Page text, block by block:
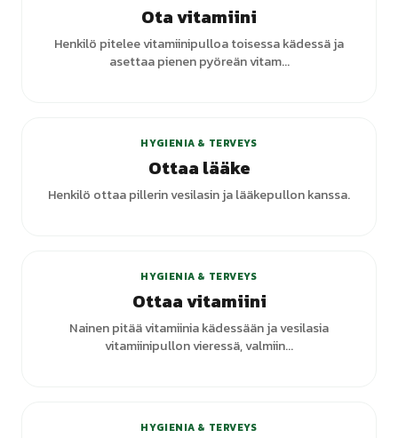
Ota vitamiini
Henkilö pitelee vitamiinipulloa toisessa kädessä ja
asettaa pienen pyöreän vitam...
HYGIENIA & TERVEYS
Ottaa lääke
Henkilö ottaa pillerin vesilasin ja lääkepullon kanssa.
HYGIENIA & TERVEYS
Ottaa vitamiini
Nainen pitää vitamiinia kädessään ja vesilasia
vitamiinipullon vieressä, valmiin...
HYGIENIA & TERVEYS